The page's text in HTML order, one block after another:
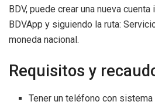
BDV, puede crear una nueva
BDVApp y siguiendo la ruta:
moneda nacional.
Requisitos y
Tener un teléfono con